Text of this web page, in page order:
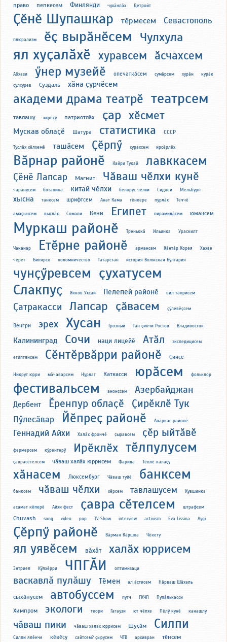
право пепкесем Финлянди чухӑнлӑх Детройт
Ҫӗнӗ Шупашкар тӗрмесем Севастополь
плюрализм ӗҫ вырӑнӗсем Чулхула
ял хуҫалӑхӗ хуравсем ӑсчахсем
Абхази ӳнер музейӗ опечаткӑсем ҫумӑрсем хурӑн
курӑк
ҫулҫурев
Суздаль хӑна ҫурчӗсем
академи драма театрӗ театрсем
тавлашу хирӗҫӳ патриотлӑх ҫар хӗсмет
Мускав облаҫӗ Шатура статистика СССР
Туслӑх хӗлхемӗ ташӑсем Ҫӗрпӳ хурахсем ирсӗрлӗх
Вӑрнар районӗ Кайри Тукай лавккасем
Ҫӗнӗ Лапсар Магнит Чӑваш чӗлхи кунӗ
чарӑнусем ботаника китай чӗлхи белорус чӗлхи Сидней Мельбурн
хысна танксем шрифтсем Анат Кама тӗнкере пурлӑх Теччӗ
амаҫынсем выҫлӑх Сомали Кени Египет пирамидӑсем юмансем
Муркаш районӗ Треньккӑ Ильинка Ураскилт
Чаканар Етӗрне районӗ армансем Кӑнтӑр Корея
Хахве
черет
Билярск поломничество Татарстан история Волжская Булгария
чунҫӳревсем ҫухатусем
Слакпуҫ Якков Ухсай Пелепей районӗ вил тӑприсем
Ҫатракасси Лапсар ҫӑвасем ҫӳлевӗҫсем
Венгри эрех Хусан Грозный Тан ҫинчи Ростов Владивосток
Калининград Сочи наци лицейӗ Атӑл экспедицисем
египтянсем Сӗнтӗрвӑрри районӗ Ҫинҫе
Никрут юрри мӑчаварсем Нурлат Каткасси юрӑсем фольклор
фестивальсем анонссем Азербайджан
Дербент Ӗренпур облаҫӗ Ҫирӗклӗ Тук
Пӳлесӑвар Йӗпреҫ районӗ Авӑркас районӗ
Геннадий Айхи Халӑх фрончӗ ҫыравсем ҫӗр ыйтӑвӗ
фермерсем кӳрентерӳ Ирӗклӗх тӗлпулусем
ҫаврасӗтелсем чӑваш халӑх юррисем Фарида Тӗплӗ калаҫу
хӑнасем Люксембург Чӑваш туйӗ банксем
банксем чӑваш чӗлхи хӗрсем тавлашусем Кувшинка
асамат кӗперӗ Айхи фест ҫавра сӗтелсем штрафсем
Chuvash song video pop TV Show interview activism Eva Lissina Aygi
Ҫӗрпӳ районӗ Вӑрман Кӑршка Чӗкету
ял уявӗсем вӑхӑт халӑх юррисем
Энтриел Кӳлхӗрри ЧПГӐИ оптимизаци
васкавлӑ пулӑшу Тӗмен ал ӑстисем Нӑрваш Шӑхаль
ҫыхӑнусем автобуссем путч ГКЧП Пупӑлькасси
Химпром экологи теори Гагаузи ют чӗлхе Пӗлӳ кунӗ канашлу
чӑваш пики чӑваш халах юррисем Шуҫӑм Силпи
Силпи ялӗнче кӗвӗҫу сайтсем? ҫырусем ЧТВ архивран тӗнсем